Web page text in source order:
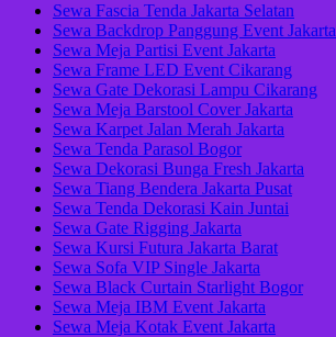
Sewa Fascia Tenda Jakarta Selatan
Sewa Backdrop Panggung Event Jakarta
Sewa Meja Partisi Event Jakarta
Sewa Frame LED Event Cikarang
Sewa Gate Dekorasi Lampu Cikarang
Sewa Meja Barstool Cover Jakarta
Sewa Karpet Jalan Merah Jakarta
Sewa Tenda Parasol Bogor
Sewa Dekorasi Bunga Fresh Jakarta
Sewa Tiang Bendera Jakarta Pusat
Sewa Tenda Dekorasi Kain Juntai
Sewa Gate Rigging Jakarta
Sewa Kursi Futura Jakarta Barat
Sewa Sofa VIP Single Jakarta
Sewa Black Curtain Starlight Bogor
Sewa Meja IBM Event Jakarta
Sewa Meja Kotak Event Jakarta